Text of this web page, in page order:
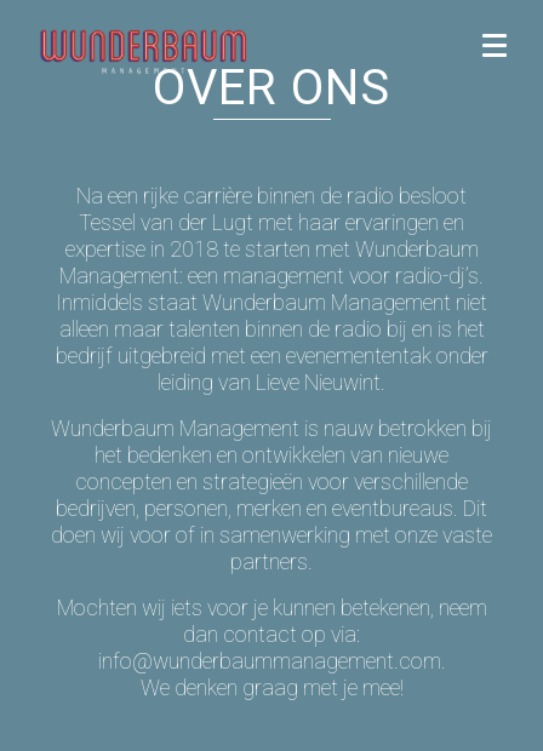
OVER ONS
Na een rijke carrière binnen de radio besloot
Tessel van der Lugt met haar ervaringen en
expertise in 2018 te starten met Wunderbaum
Management: een management voor radio-dj’s.
Inmiddels staat Wunderbaum Management niet
alleen maar talenten binnen de radio bij en is het
bedrijf uitgebreid met een evenemententak onder
leiding van Lieve Nieuwint.
Wunderbaum Management is nauw betrokken bij
het bedenken en ontwikkelen van nieuwe
concepten en strategieën voor verschillende
bedrijven, personen, merken en eventbureaus. Dit
doen wij voor of in samenwerking met onze vaste
partners.
Mochten wij iets voor je kunnen betekenen, neem
dan contact op via:
info@wunderbaummanagement.com.
We denken graag met je mee!